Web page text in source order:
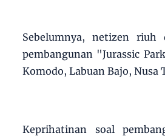
Sebelumnya, netizen riuh
pembangunan "Jurassic
Komodo, Labuan Bajo, Nusa
Keprihatinan soal